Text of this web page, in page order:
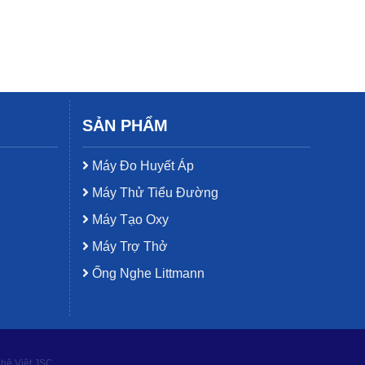
SẢN PHẨM
Máy Đo Huyết Áp
Máy Thử Tiểu Đường
Máy Tạo Oxy
Máy Trợ Thở
Ống Nghe Littmann